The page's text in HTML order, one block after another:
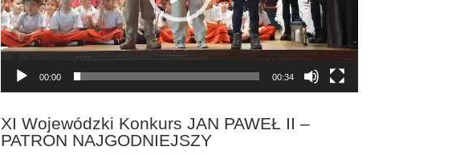
00:00 00:34
XI Wojewódzki Konkurs JAN PAWEŁ II –
PATRON NAJGODNIEJSZY